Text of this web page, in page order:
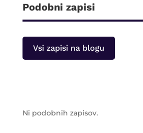
Podobni zapisi
Vsi zapisi na blogu
Ni podobnih zapisov.